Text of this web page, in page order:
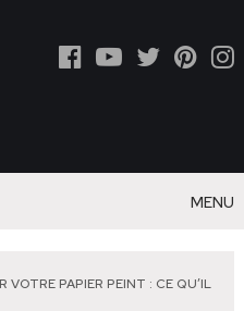
MENU
VOTRE PAPIER PEINT : CE QU’IL